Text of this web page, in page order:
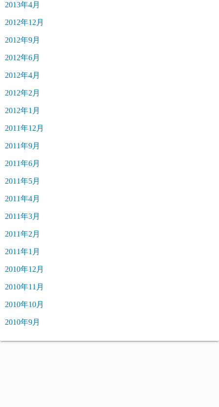
2013年4月
2012年12月
2012年9月
2012年6月
2012年4月
2012年2月
2012年1月
2011年12月
2011年9月
2011年6月
2011年5月
2011年4月
2011年3月
2011年2月
2011年1月
2010年12月
2010年11月
2010年10月
2010年9月